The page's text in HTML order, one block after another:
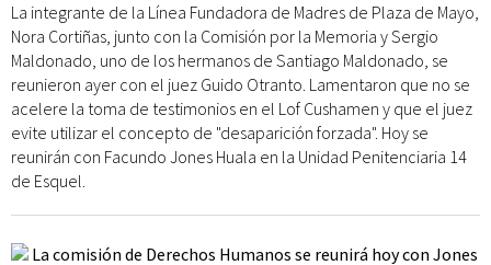
La integrante de la Línea Fundadora de Madres de Plaza de Mayo,
Nora Cortiñas, junto con la Comisión por la Memoria y Sergio
Maldonado, uno de los hermanos de Santiago Maldonado, se
reunieron ayer con el juez Guido Otranto. Lamentaron que no se
acelere la toma de testimonios en el Lof Cushamen y que el juez
evite utilizar el concepto de "desaparición forzada". Hoy se
reunirán con Facundo Jones Huala en la Unidad Penitenciaria 14
de Esquel.